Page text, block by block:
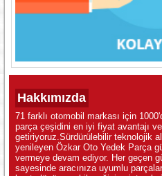
Hakkımızda
71 farklı otomobil markası için
parça çeşidini en iyi fiyat avantajı
getiriyoruz.Sürdürülebilir teknolojik
yenileyen Özkar Oto Yedek Parça
vermeye devam ediyor. Her geçen
sayesinde aracınıza uyumlu